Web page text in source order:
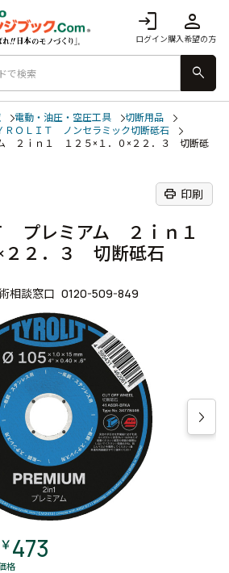
login
ログイン
person
購入希望の方
search
電動・油圧・空圧工具
切断用品
ＲＯＬＩＴ ノンセラミック切断砥石
２ｉｎ１ １２５×１．０×２２．３ 切断砥
print 印刷
プレミアム ２ｉｎ１
２２．３ 切断砥石
相談窓口 0120-509-849
￥473
格